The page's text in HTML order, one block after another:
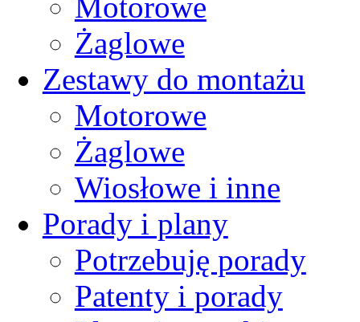
Żaglowe
Zestawy do montażu
Motorowe
Żaglowe
Wiosłowe i inne
Porady i plany
Potrzebuję porady
Patenty i porady